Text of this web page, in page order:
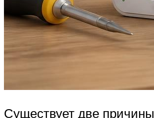
Существует две причины